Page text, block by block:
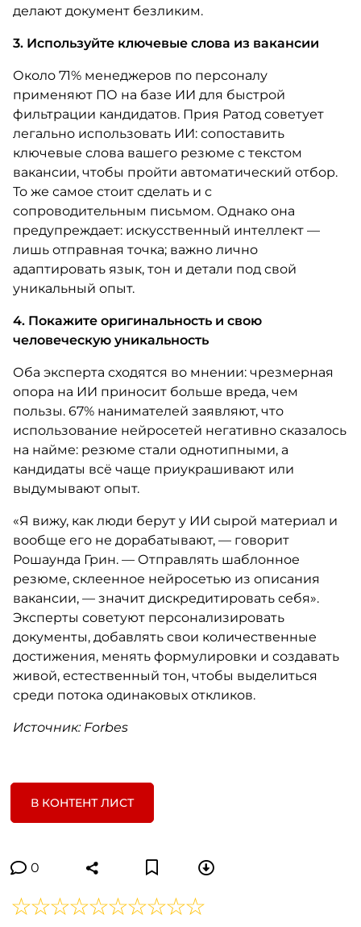
делают документ безликим.
3. Используйте ключевые слова из вакансии
Около 71% менеджеров по персоналу
применяют ПО на базе ИИ для быстрой
фильтрации кандидатов. Прия Ратод советует
легально использовать ИИ: сопоставить
ключевые слова вашего резюме с текстом
вакансии, чтобы пройти автоматический отбор.
То же самое стоит сделать и с
сопроводительным письмом. Однако она
предупреждает: искусственный интеллект —
лишь отправная точка; важно лично
адаптировать язык, тон и детали под свой
уникальный опыт.
4. Покажите оригинальность и свою
человеческую уникальность
Оба эксперта сходятся во мнении: чрезмерная
опора на ИИ приносит больше вреда, чем
пользы. 67% нанимателей заявляют, что
использование нейросетей негативно сказалось
на найме: резюме стали однотипными, а
кандидаты всё чаще приукрашивают или
выдумывают опыт.
«Я вижу, как люди берут у ИИ сырой материал и
вообще его не дорабатывают, — говорит
Рошаунда Грин. — Отправлять шаблонное
резюме, склеенное нейросетью из описания
вакансии, — значит дискредитировать себя».
Эксперты советуют персонализировать
документы, добавлять свои количественные
достижения, менять формулировки и создавать
живой, естественный тон, чтобы выделиться
среди потока одинаковых откликов.
Источник: Forbes
В КОНТЕНТ ЛИСТ
0